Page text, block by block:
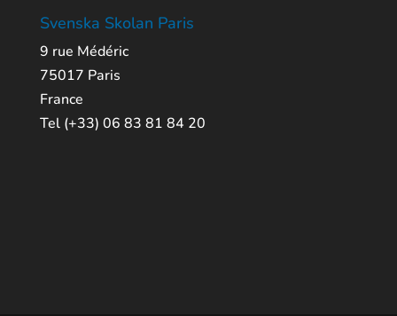
Svenska Skolan Paris
9 rue Médéric
75017 Paris
France
Tel (+33) 06 83 81 84 20